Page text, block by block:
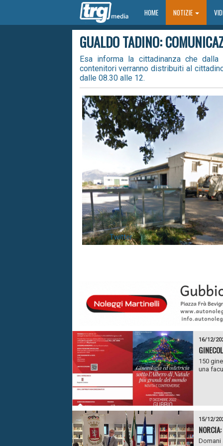
HOMEHOME NOTIZIE
GUALDO TADINO:
Esa informa la cittadinanza che
contenitori verranno distribuiti al
dalle 08.30 alle 12.
Twitter
16/12/
150
una
15/12/
Domani